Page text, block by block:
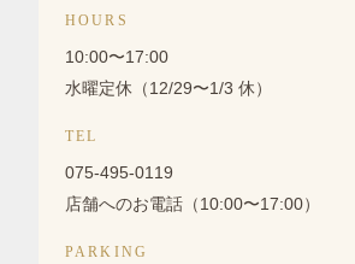
HOURS
10:00〜17:00
水曜定休（12/29〜1/3 休）
TEL
075-495-0119
店舗へのお電話（10:00〜17:00）
PARKING